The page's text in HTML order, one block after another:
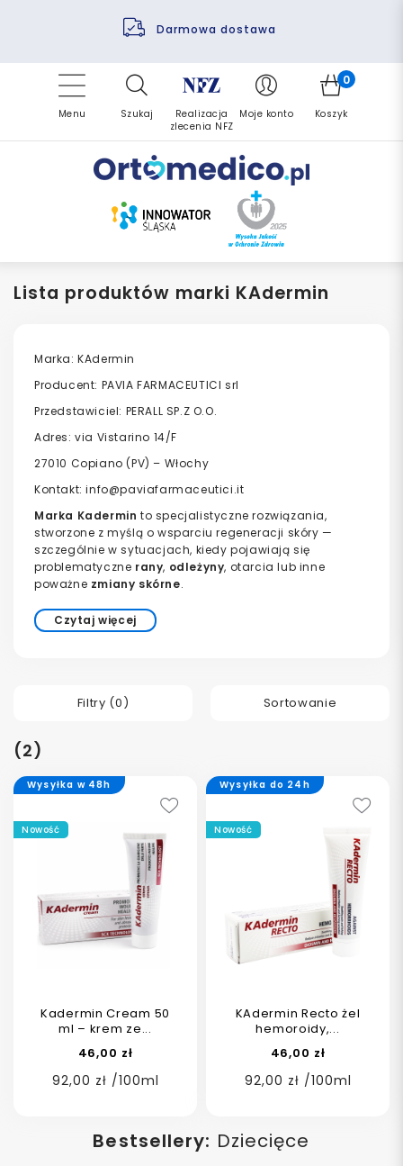
Darmowa dostawa
Pomoc fizjoterapeuty
Finansowanie PFRON
Refundacja NFZ
Zrealizuj zlecenie ponownie
Menu Szukaj
Realizacja
zlecenia NFZ
Moje konto
0
Koszyk
Lista produktów marki KAdermin
Czytaj więcej
Marka: KAdermin
Producent: PAVIA FARMACEUTICI srl
Przedstawiciel: PERALL SP.Z O.O.
Adres: via Vistarino 14/F
27010 Copiano (PV) – Włochy
Kontakt:info@paviafarmaceutici.it
Marka Kadermin to specjalistyczne rozwiązania,
stworzone z myślą o wsparciu regeneracji skóry —
szczególnie w sytuacjach, kiedy pojawiają się
problematyczne rany, odleżyny, otarcia lub inne
poważne zmiany skórne.
Filtry (0) Sortowanie
(2)
Nowość
Kadermin Cream 50
ml – krem ze...
46,00 zł
92,00 zł /100ml
Wysyłka w 48h
Nowość
KAdermin Recto żel
hemoroidy,...
46,00 zł
92,00 zł /100ml
Wysyłka do 24h
Bestsellery: Dziecięce